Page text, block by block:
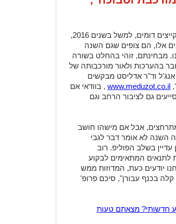
כאמור, החוקרים מזהים בשנים האחרונות מספר קייצים דומים, למשל בשנים 2016,
אלו, הם צופים שגם השנה
מבחינתם, זוהי בהחלט בשורה
בהערכות ולאור מורכבותה של
וד"ר אדליסט מבקשים
www.meduzot.co.il , בוודאי אם
גם לציבור הרחב וגם
אבל אם מישהו חושב
השנה לא אומר דבר לגבי
בשלב הפוליפ. רוב
לתנאים המתאימים לבקוע
יודעים כעת, המדוזות ממש
בכנף עבורן", סיכם פרופ'
חדשותי? מצאתם טעות